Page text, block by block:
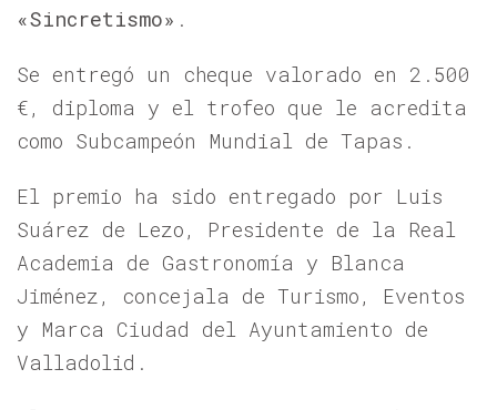
«Sincretismo» .
Se entregó un cheque valorado en 2.500
€, diploma y el trofeo que le acredita
como Subcampeón Mundial de Tapas.
El premio ha sido entregado por Luis
Suárez de Lezo, Presidente de la Real
Academia de Gastronomía y Blanca
Jiménez, concejala de Turismo, Eventos
y Marca Ciudad del Ayuntamiento de
Valladolid.